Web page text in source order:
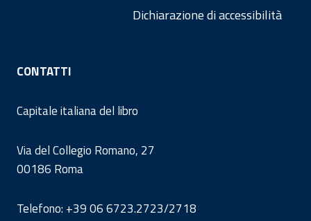
Dichiarazione di accessibilità
CONTATTI
Capitale italiana del libro
Via del Collegio Romano, 27
00186 Roma
Telefono: +39 06 6723.2723/2718